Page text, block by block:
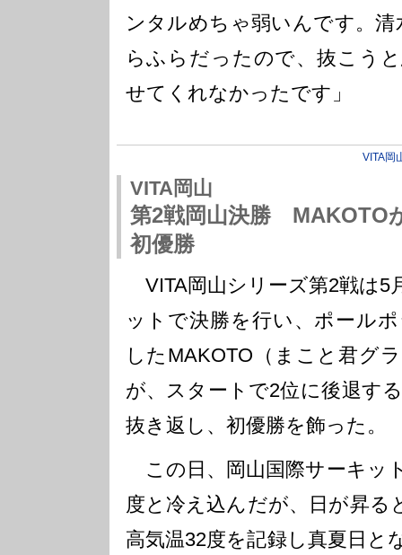
ンタルめちゃ弱いんです。
らふらだったので、抜こう
せてくれなかったです」
VITA岡
VITA岡山
第2戦岡山決勝 MAKOTO
初優勝
VITA岡山シリーズ第2戦は5
ットで決勝を行い、ポール
したMAKOTO（まこと君グ
が、スタートで2位に後退す
抜き返し、初優勝を飾った。
この日、岡山国際サーキッ
度と冷え込んだが、日が昇る
高気温32度を記録し真夏日と